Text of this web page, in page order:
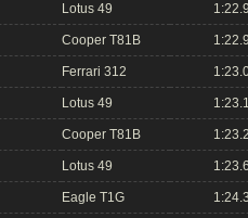
Lotus 49
Cooper T81B
Ferrari 312
Lotus 49
Cooper T81B
Lotus 49
Eagle T1G